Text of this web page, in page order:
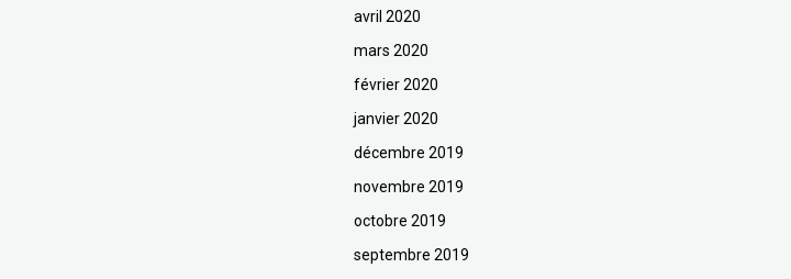
avril 2020
mars 2020
février 2020
janvier 2020
décembre 2019
novembre 2019
octobre 2019
septembre 2019